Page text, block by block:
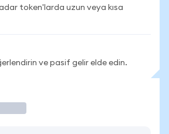
token'larda uzun veya kısa
ve pasif gelir elde edin.